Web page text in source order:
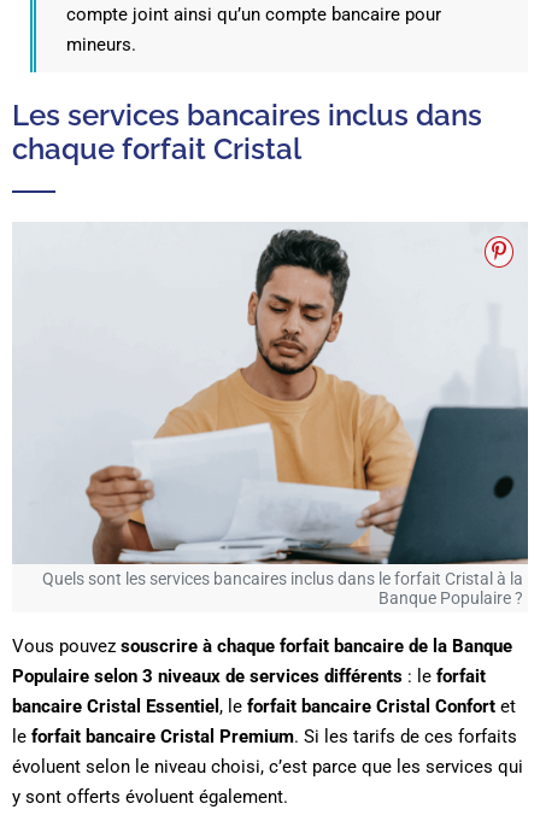
compte joint ainsi qu’un compte bancaire pour
mineurs.
Les services bancaires inclus dans
chaque forfait Cristal
Quels sont les services bancaires inclus dans le forfait Cristal à la
Banque Populaire ?
Vous pouvez souscrire à chaque forfait bancaire de la Banque
Populaire selon 3 niveaux de services différents : le forfait
bancaire Cristal Essentiel , le forfait bancaire Cristal Confort et
le forfait bancaire Cristal Premium. Si les tarifs de ces forfaits
évoluent selon le niveau choisi, c’est parce que les services qui
y sont offerts évoluent également.